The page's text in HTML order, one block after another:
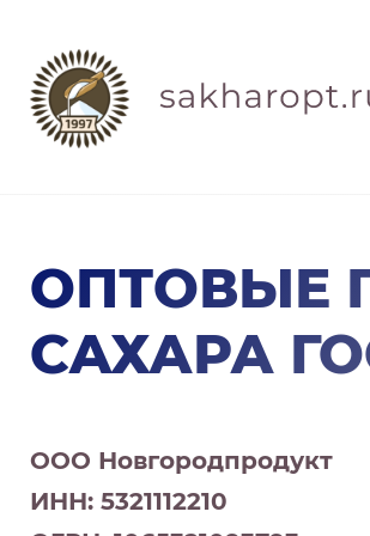
ОПТОВЫЕ
САХАРА
ООО Новгородпродукт
ИНН: 5321112210